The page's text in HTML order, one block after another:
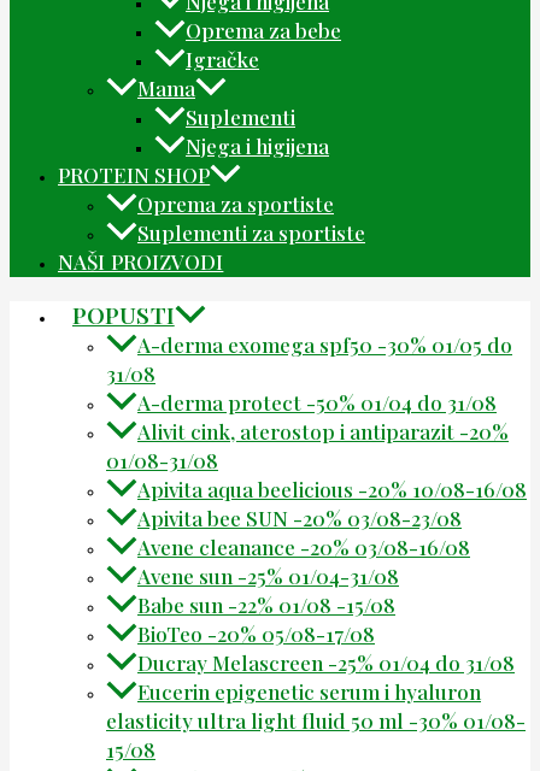
Oprema za bebe
Igračke
Mama
Suplementi
Njega i higijena
PROTEIN SHOP
Oprema za sportiste
Suplementi za sportiste
NAŠI PROIZVODI
POPUSTI
A-derma exomega spf50 -30% 01/05 do
31/08
A-derma protect -50% 01/04 do 31/08
Alivit cink, aterostop i antiparazit -20%
01/08-31/08
Apivita aqua beelicious -20% 10/08-16/08
Apivita bee SUN -20% 03/08-23/08
Avene cleanance -20% 03/08-16/08
Avene sun -25% 01/04-31/08
Babe sun -22% 01/08 -15/08
BioTeo -20% 05/08-17/08
Ducray Melascreen -25% 01/04 do 31/08
Eucerin epigenetic serum i hyaluron
elasticity ultra light fluid 50 ml -30% 01/08-
15/08